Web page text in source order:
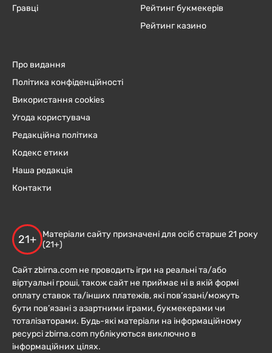
Гравці
Рейтинг букмекерів
Рейтинг казино
Про видання
Політика конфіденційності
Використання cookies
Угода користувача
Редакційна політика
Кодекс етики
Наша редакція
Контакти
21+
Матеріали сайту призначені для осіб старше 21 року
(21+)
Сайт zbirna.com не проводить ігри на реальні та/або
віртуальні гроші, також сайт не приймає ні в якій формі
оплату ставок та/інших платежів, які пов’язані/можуть
бути пов’язані з азартними іграми, букмекерами чи
тоталізаторами. Будь-які матеріали на інформаційному
ресурсі zbirna.com публікуються виключно в
інформаційних цілях.